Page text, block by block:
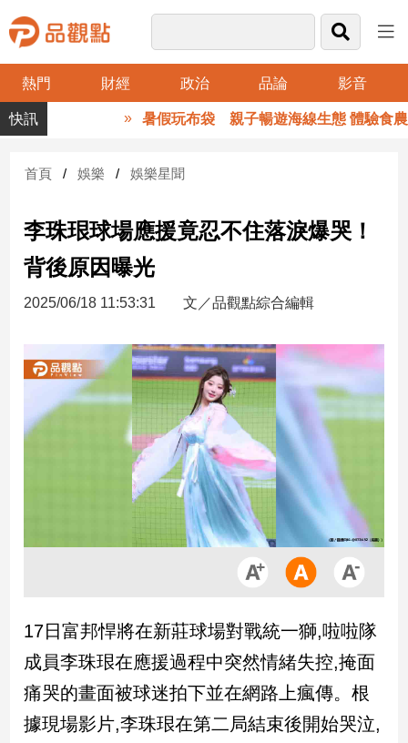
熱門 財經 政治 品論 影音
品
觀
財
台
財
新
產
經/
市
房
品
政
政
治
焦
暑假玩布袋 親子暢遊海線生態 體驗食農樂
首頁 娛樂 娛樂星聞
李珠珢球場應援竟忍不住落淚爆哭！
背後原因曝光
2025/06/18 11:53:31 文／品觀點綜合編輯
17日富邦悍將在新莊球場對戰統一獅,啦啦隊
成員李珠珢在應援過程中突然情緒失控,掩面
痛哭的畫面被球迷拍下並在網路上瘋傳。根
據現場影片,李珠珢在第二局結束後開始哭泣,